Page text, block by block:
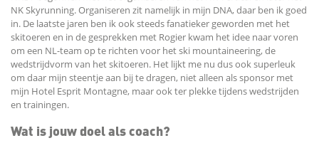
NK Skyrunning. Organiseren zit namelijk in mijn DNA, daar ben ik goed
in. De laatste jaren ben ik ook steeds fanatieker geworden met het
skitoeren en in de gesprekken met Rogier kwam het idee naar voren
om een NL-team op te richten voor het ski mountaineering, de
wedstrijdvorm van het skitoeren. Het lijkt me nu dus ook superleuk
om daar mijn steentje aan bij te dragen, niet alleen als sponsor met
mijn Hotel Esprit Montagne, maar ook ter plekke tijdens wedstrijden
en trainingen.
Wat is jouw doel als coach?